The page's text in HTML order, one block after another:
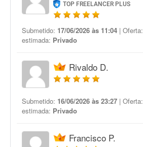
TOP FREELANCER PLUS
Submetido: 17/06/2026 às 11:04 | Oferta:
estimada: Privado
Rivaldo D.
Submetido: 16/06/2026 às 23:27 | Oferta:
estimada: Privado
Francisco P.